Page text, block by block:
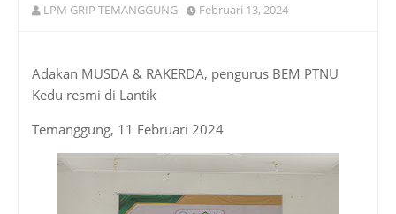
LPM GRIP TEMANGGUNG Februari 13, 2024
Adakan MUSDA & RAKERDA, pengurus BEM PTNU
Kedu resmi di Lantik
Temanggung, 11 Februari 2024